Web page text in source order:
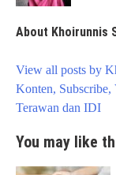
About Khoirunnis
View all posts by
Post
navigation
Konten, Subscribe,
Terawan dan IDI
You may like